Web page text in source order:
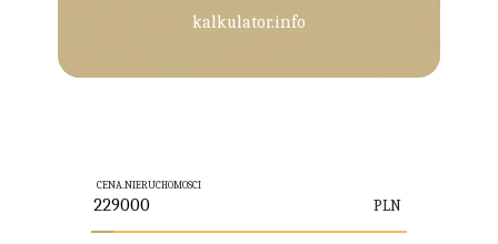
kalkulator.info
CENA.NIERUCHOMOSCI
PLN